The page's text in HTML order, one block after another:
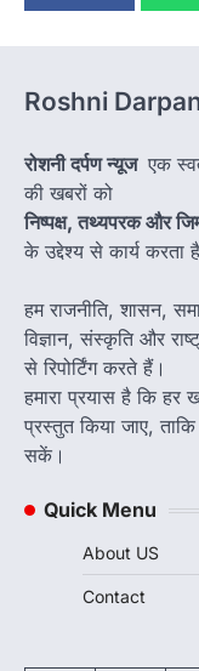
Roshni
रोशनी दर्पण न्यूज एक
की खबरों को
निष्पक्ष, तथ्यपरक और
के उद्देश्य से कार्य करता
हम राजनीति, शासन,
विज्ञान, संस्कृति और
से रिपोर्टिंग करते हैं।
हमारा प्रयास है कि हर
प्रस्तुत किया जाए,
सकें।
Quick Menu
About US
Contact